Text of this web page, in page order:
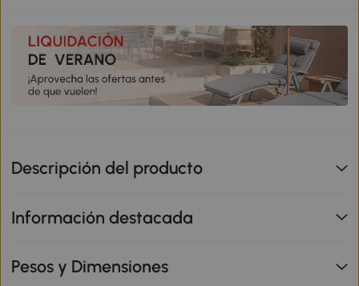
Descripción del producto
Información destacada
Pesos y Dimensiones